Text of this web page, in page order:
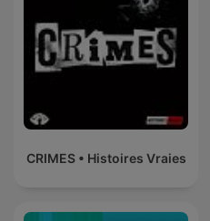
CRIMES • Histoires Vraies